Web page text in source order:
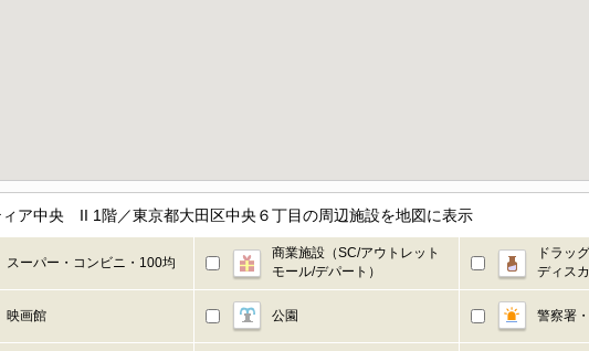
ィア中央 II 1階／東京都大田区中央６丁目の周辺施設を地図に表示
スーパー・コンビニ・100均
商業施設（SC/アウトレット
モール/デパート）
ドラッ
ディス
映画館 公園 警察署